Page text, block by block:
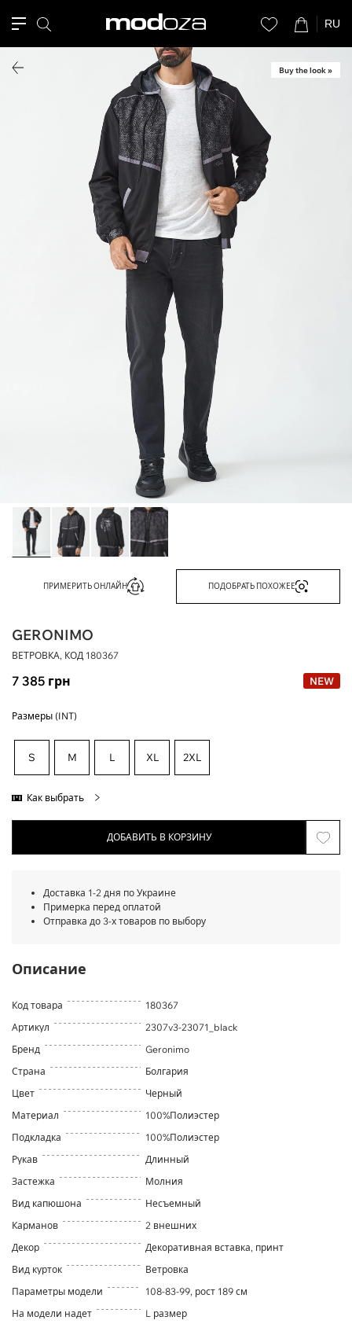
RU
Buy the look »
ПРИМЕРИТЬ ОНЛАЙН ПОДОБРАТЬ ПОХОЖЕЕ
GERONIMO
ВЕТРОВКА, КОД 180367
7 385 грн NEW
Размеры (INT)
S M L XL 2XL
Как выбрать
ДОБАВИТЬ В КОРЗИНУ
Доставка 1-2 дня по Украине
Примерка перед оплатой
Отправка до 3-х товаров по выбору
Описание
Код товара
180367
Артикул
2307v3-23071_black
Бренд
Geronimo
Страна
Болгария
Цвет
Черный
Материал
100%Полиэстер
Подкладка
100%Полиэстер
Рукав
Длинный
Застежка
Молния
Вид капюшона
Несъемный
Карманов
2 внешних
Декор
Декоративная вставка, принт
Вид курток
Ветровка
Параметры модели
108-83-99, рост 189 см
На модели надет
L размер